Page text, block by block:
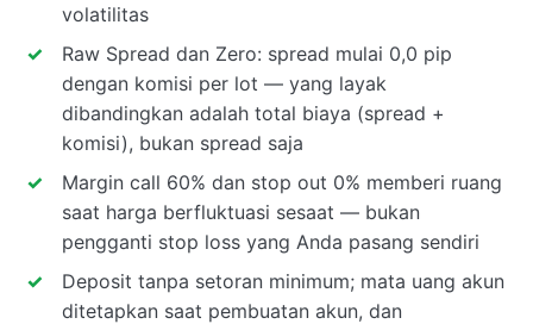
volatilitas
Raw Spread dan Zero: spread mulai 0,0 pip
dengan komisi per lot — yang layak
dibandingkan adalah total biaya (spread +
komisi), bukan spread saja
Margin call 60% dan stop out 0% memberi ruang
saat harga berfluktuasi sesaat — bukan
pengganti stop loss yang Anda pasang sendiri
Deposit tanpa setoran minimum; mata uang akun
ditetapkan saat pembuatan akun, dan